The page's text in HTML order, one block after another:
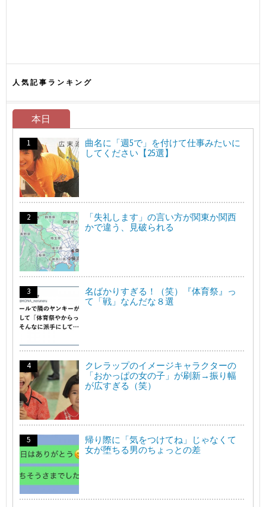
人気記事ランキング
本日
曲名に「週5で」を付けて仕事みたいに
してください【25選】
「失礼します」の言い方が関東か関西
かで違う、見破られる
名ばかりすぎる！（笑）『体育祭』っ
て「戦」なんだな８選
クレラップのイメージキャラクターの
「おかっぱの女の子」が刷新→振り幅
が広すぎる（笑）
帰り際に「気をつけてね」じゃなくて
女が堕ちる男のちょっとの差